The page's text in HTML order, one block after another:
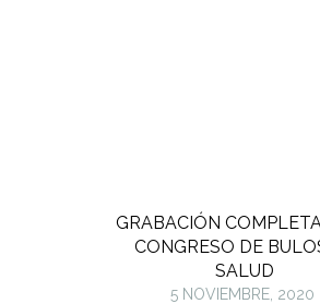
GRABACIÓN
CONGRESO DE
SALUD
5 NOVIEMBRE, 2020